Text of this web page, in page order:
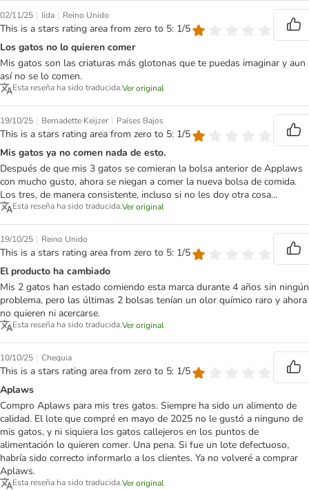
02/11/25 | Iida | Reino Unido
This is a stars rating area from zero to 5: 1/5
Los gatos no lo quieren comer
Mis gatos son las criaturas más glotonas que te puedas imaginar y aun
así no se lo comen.
Esta reseña ha sido traducida.Ver original
19/10/25 | Bernadette Keijzer | Países Bajos
This is a stars rating area from zero to 5: 1/5
Mis gatos ya no comen nada de esto.
Después de que mis 3 gatos se comieran la bolsa anterior de Applaws
con mucho gusto, ahora se niegan a comer la nueva bolsa de comida.
Los tres, de manera consistente, incluso si no les doy otra cosa...
Esta reseña ha sido traducida.Ver original
19/10/25 | Reino Unido
This is a stars rating area from zero to 5: 1/5
El producto ha cambiado
Mis 2 gatos han estado comiendo esta marca durante 4 años sin ningún
problema, pero las últimas 2 bolsas tenían un olor químico raro y ahora
no quieren ni acercarse.
Esta reseña ha sido traducida.Ver original
10/10/25 | Chequia
This is a stars rating area from zero to 5: 1/5
Aplaws
Compro Aplaws para mis tres gatos. Siempre ha sido un alimento de
calidad. El lote que compré en mayo de 2025 no le gustó a ninguno de
mis gatos, y ni siquiera los gatos callejeros en los puntos de
alimentación lo quieren comer. Una pena. Si fue un lote defectuoso,
habría sido correcto informarlo a los clientes. Ya no volveré a comprar
Aplaws.
Esta reseña ha sido traducida.Ver original